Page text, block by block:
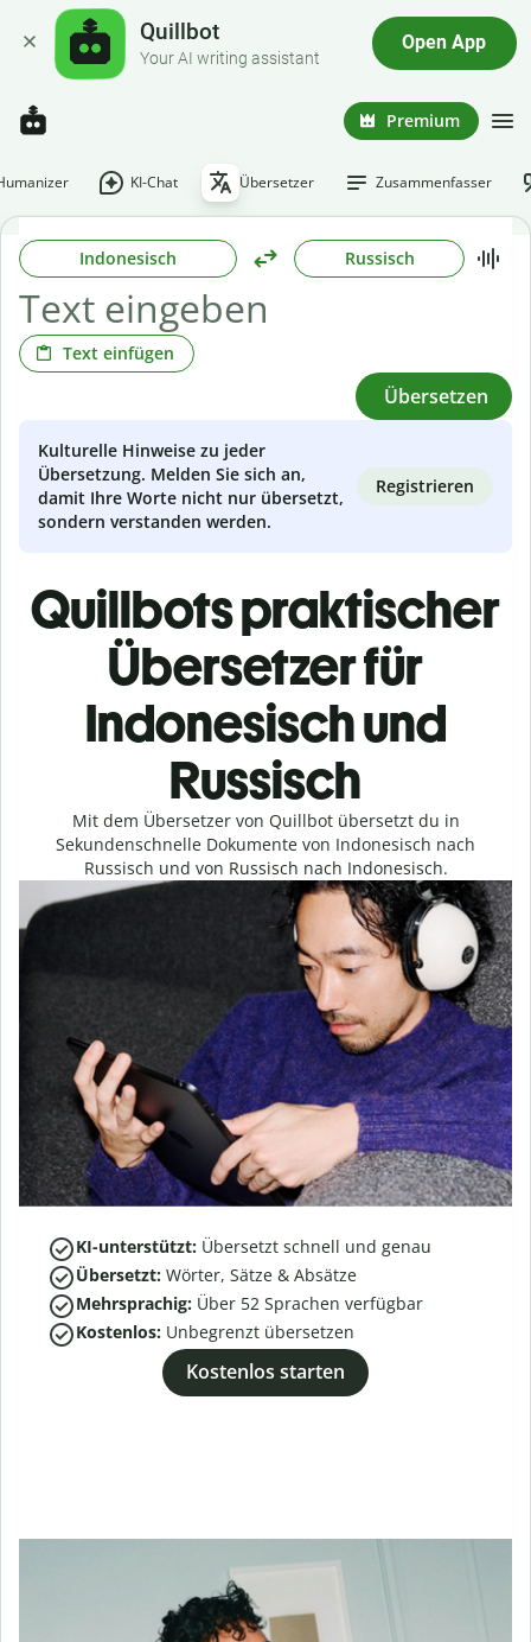
Quillbot
Your AI writing assistant
Open App
Premium
KI-Chat Übersetzer Zusammenfasser
Indonesisch Russisch
Text einfügen
Übersetzen
Kulturelle Hinweise zu jeder
Übersetzung. Melden Sie sich an,
damit Ihre Worte nicht nur übersetzt,
sondern verstanden werden.
Registrieren
Quillbots praktischer
Übersetzer für
Indonesisch und
Russisch
Mit dem Übersetzer von Quillbot übersetzt du in
Sekundenschnelle Dokumente von Indonesisch nach
Russisch und von Russisch nach Indonesisch.
KI-unterstützt: Übersetzt schnell und genau
Übersetzt: Wörter, Sätze & Absätze
Mehrsprachig: Über 52 Sprachen verfügbar
Kostenlos: Unbegrenzt übersetzen
Kostenlos starten